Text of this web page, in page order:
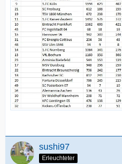
sushi97
Erleuchteter